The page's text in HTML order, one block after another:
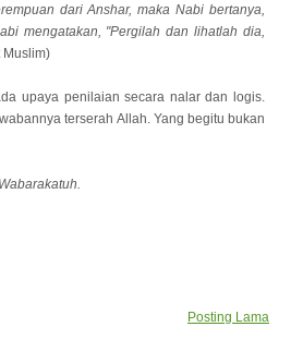
dari Anshar, maka Nabi bertanya,
mengatakan, "Pergilah dan lihatlah dia,
Muslim)
upaya penilaian secara nalar dan logis.
terserah Allah. Yang begitu bukan
Posting Lama